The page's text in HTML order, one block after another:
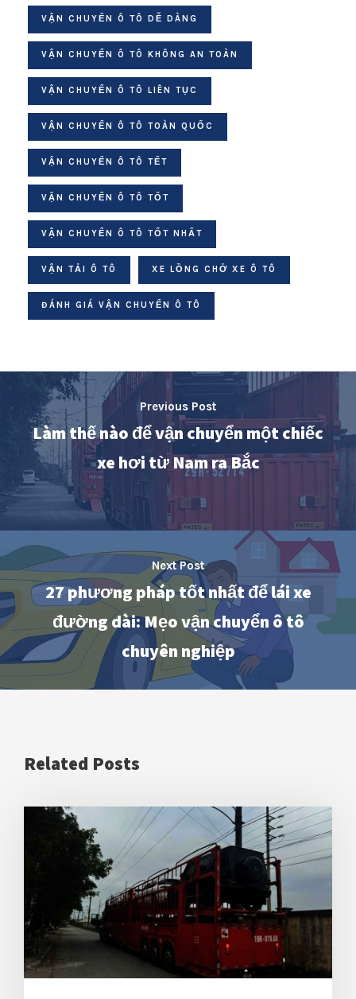
VẬN CHUYỂN Ô TÔ DỄ DÀNG
VẬN CHUYỂN Ô TÔ KHÔNG AN TOÀN
VẬN CHUYỂN Ô TÔ LIÊN TỤC
VẬN CHUYỂN Ô TÔ TOÀN QUỐC
VẬN CHUYỂN Ô TÔ TẾT
VẬN CHUYỂN Ô TÔ TỐT
VẬN CHUYỂN Ô TÔ TỐT NHẤT
VẬN TẢI Ô TÔ XE LỒNG CHỞ XE Ô TÔ
ĐÁNH GIÁ VẬN CHUYỂN Ô TÔ
Previous Post
Làm thế nào để vận chuyển một chiếc
xe hơi từ Nam ra Bắc
Next Post
27 phương pháp tốt nhất để lái xe
đường dài: Mẹo vận chuyển ô tô
chuyên nghiệp
Related Posts